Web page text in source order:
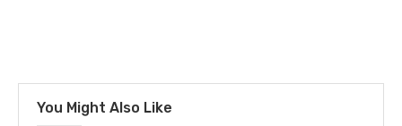
You Might Also Like